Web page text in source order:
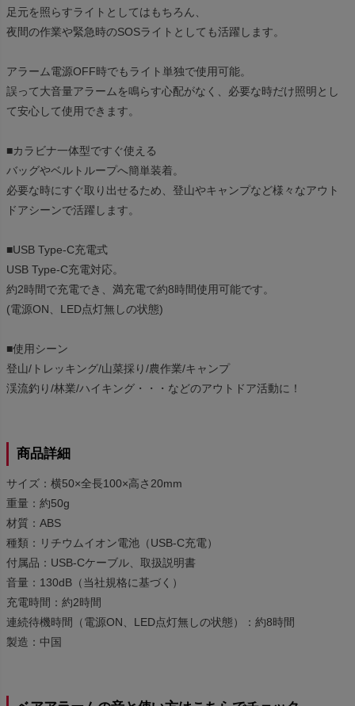
足元を照らすライトとしてはもちろん、
夜間の作業や緊急時のSOSライトとしても活躍します。
アラーム電源OFF時でもライト単独で使用可能。
誤って大音量アラームを鳴らす心配がなく、必要な時だけ照明とし
て安心して使用できます。
■カラビナ一体型ですぐ使える
バッグやベルトループへ簡単装着。
必要な時にすぐ取り出せるため、登山やキャンプなど様々なアウト
ドアシーンで活躍します。
■USB Type-C充電式
USB Type-C充電対応。
約2時間で充電でき、満充電で約8時間使用可能です。
(電源ON、LED点灯無しの状態)
■使用シーン
登山/トレッキング/山菜採り/農作業/キャンプ
渓流釣り/林業/ハイキング・・・などのアウトドア活動に！
商品詳細
サイズ：横50×全長100×高さ20mm
重量：約50g
材質：ABS
種類：リチウムイオン電池（USB-C充電）
付属品：USB-Cケーブル、取扱説明書
音量：130dB（当社規格に基づく）
充電時間：約2時間
連続待機時間（電源ON、LED点灯無しの状態）：約8時間
製造：中国